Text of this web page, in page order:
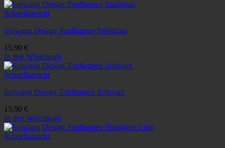
Schnellansicht
Solwang Design Topflappen Stahlgrau
15,90 €
In den Warenkorb
Schnellansicht
Solwang Design Topflappen Schwarz
15,90 €
In den Warenkorb
Schnellansicht